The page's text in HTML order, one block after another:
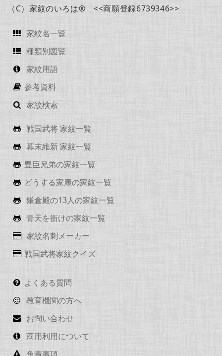
（C）家紋のいろは® <<商願登録6739346>>
家紋名一覧
種類別図覧
家紋用語
参考資料
家紋検索
戦国武将 家紋一覧
幕末維新 家紋一覧
豊臣兄弟の家紋一覧
どうする家康の家紋一覧
鎌倉殿の13人の家紋一覧
青天を衝けの家紋一覧
家紋名刺メーカー
戦国武将家紋クイズ
よくある質問
教育機関の方へ
お問い合わせ
商用利用について
免責事項